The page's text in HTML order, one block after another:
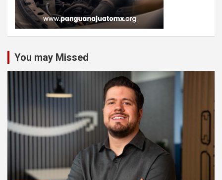
You may Missed